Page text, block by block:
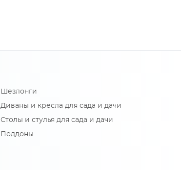
Шезлонги
Диваны и кресла для сада и дачи
Столы и стулья для сада и дачи
Поддоны